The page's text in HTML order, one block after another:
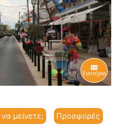
Εισιτήρια
μείνετε; Προσφορές